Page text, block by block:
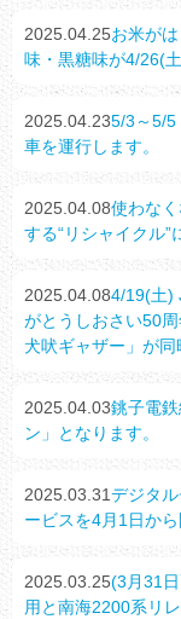
2025.04.25お米が
味・黒糖味が4/26(土
2025.04.235/3～5/5
車を運行します。
2025.04.08使わな
する“リシャイクル”
2025.04.084/19(土)
がとうしおさい50
犬吠ギャザー」が同
2025.04.03銚子電
ン」となります。
2025.03.31デジタ
ービスを4月1日から
2025.03.25(3月31
用と南海2200系リ